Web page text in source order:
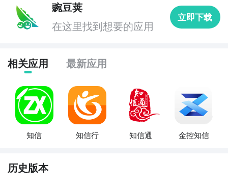
豌豆荚
在这里找到想要的应用
立即下载
相关应用 最新应用
知信 知信行 知信通 金控知信
历史版本